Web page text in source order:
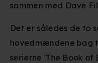
sammen med Dave
Det er således de to
hovedmændene bag
serierne 'The Book of